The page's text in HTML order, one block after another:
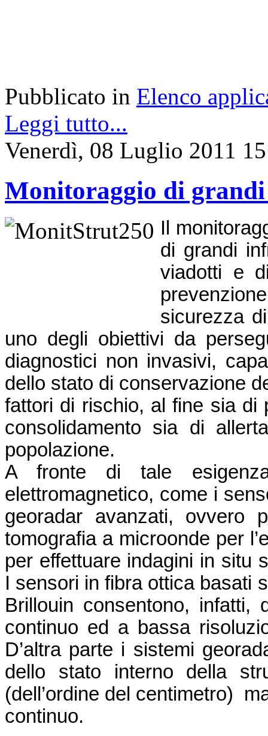
Pubblicato in Elenco
Leggi tutto...
Venerdì, 08 Luglio 2011
Monitoraggio di
Il
di grandi
viadotti e
sicurezza
uno degli obiettivi da
diagnostici non invasivi,
dello stato di conservazione
fattori di rischio, al fine sia di
consolidamento sia di
popolazione.
A fronte di tale
elettromagnetico, come i
georadar avanzati, ovvero
tomografia a microonde per
per effettuare indagini in situ
I sensori in fibra ottica basati
Brillouin consentono, infatti,
continuo ed a bassa
D’altra parte i sistemi
dello stato interno della
(dell’ordine del centimetro)
continuo.